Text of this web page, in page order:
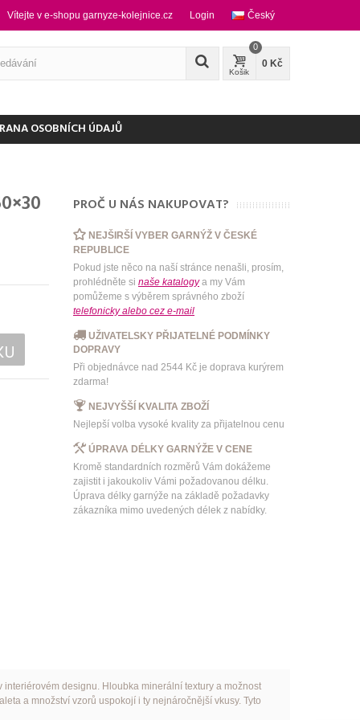
Český
Vítejte v e-shopu garnyze-kolejnice.cz Login
Košik
0
0 Kč
OSOBNÍCH ÚDAJŮ
PROČ U NÁS NAKUPOVAT?
NEJŠIRŠÍ VYBER GARNÝŽ V ČESKÉ
REPUBLICE
Pokud jste něco na naší stránce nenašli, prosím,
prohlédněte si naše katalogy a my Vám
pomůžeme s výběrem správného zboží
telefonicky alebo cez e-mail
UŽIVATELSKY PŘIJATELNÉ PODMÍNKY
DOPRAVY
Při objednávce nad 2544 Kč je doprava kurýrem
zdarma!
NEJVYŠŠÍ KVALITA ZBOŽÍ
Nejlepší volba vysoké kvality za přijatelnou cenu
ÚPRAVA DÉLKY GARNÝŽE V CENE
Kromě standardních rozměrů Vám dokážeme
zajistit i jakoukoliv Vámi požadovanou délku.
Úprava délky garnýže na základě požadavky
zákazníka mimo uvedených délek z nabídky.
designu. Hloubka minerální textury a možnost
a množství vzorů uspokojí i ty nejnáročnější vkusy. Tyto